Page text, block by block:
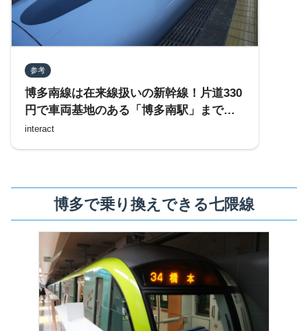
参考
博多南線は在来線扱いの新幹線！片道330
円で車両基地のある「博多南駅」まで行
く
interact
博多で乗り換えできる七隈線